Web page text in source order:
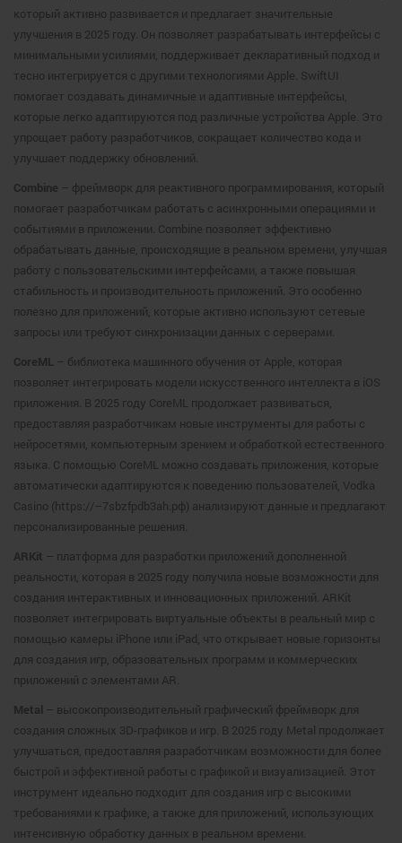
который активно развивается и предлагает значительные
улучшения в 2025 году. Он позволяет разрабатывать интерфейсы с
минимальными усилиями, поддерживает декларативный подход и
тесно интегрируется с другими технологиями Apple. SwiftUI
помогает создавать динамичные и адаптивные интерфейсы,
которые легко адаптируются под различные устройства Apple. Это
упрощает работу разработчиков, сокращает количество кода и
улучшает поддержку обновлений.
Combine – фреймворк для реактивного программирования, который
помогает разработчикам работать с асинхронными операциями и
событиями в приложении. Combine позволяет эффективно
обрабатывать данные, происходящие в реальном времени, улучшая
работу с пользовательскими интерфейсами, а также повышая
стабильность и производительность приложений. Это особенно
полезно для приложений, которые активно используют сетевые
запросы или требуют синхронизации данных с серверами.
CoreML – библиотека машинного обучения от Apple, которая
позволяет интегрировать модели искусственного интеллекта в iOS
приложения. В 2025 году CoreML продолжает развиваться,
предоставляя разработчикам новые инструменты для работы с
нейросетями, компьютерным зрением и обработкой естественного
языка. С помощью CoreML можно создавать приложения, которые
автоматически адаптируются к поведению пользователей, Vodka
Casino (https://–7sbzfpdb3ah.рф) анализируют данные и предлагают
персонализированные решения.
ARKit – платформа для разработки приложений дополненной
реальности, которая в 2025 году получила новые возможности для
создания интерактивных и инновационных приложений. ARKit
позволяет интегрировать виртуальные объекты в реальный мир с
помощью камеры iPhone или iPad, что открывает новые горизонты
для создания игр, образовательных программ и коммерческих
приложений с элементами AR.
Metal – высокопроизводительный графический фреймворк для
создания сложных 3D-графиков и игр. В 2025 году Metal продолжает
улучшаться, предоставляя разработчикам возможности для более
быстрой и эффективной работы с графикой и визуализацией. Этот
инструмент идеально подходит для создания игр с высокими
требованиями к графике, а также для приложений, использующих
интенсивную обработку данных в реальном времени.